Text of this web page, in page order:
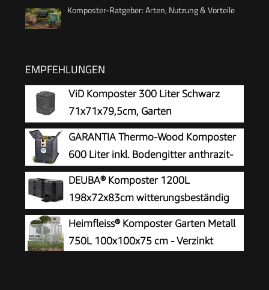
Komposter-Ratgeber: Arten, Nutzung & Vorteile
EMPFEHLUNGEN
ViD Komposter 300 Liter Schwarz
71x71x79,5cm, Garten
Schnellkomposter, Robust,
Witterungsbeständig, Thermokomposter mit
Belüftungssystem, Kunststoff
GARANTIA Thermo-Wood Komposter
600 Liter inkl. Bodengitter anthrazit-
braun
DEUBA® Komposter 1200L
198x72x83cm witterungsbeständig
Deckel klappbar Gartenkomposter
Thermokomposter Schnellkomposter
Heimfleiss® Komposter Garten Metall
750L 100x100x75 cm - Verzinkt